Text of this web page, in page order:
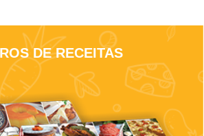
DE RECEITAS